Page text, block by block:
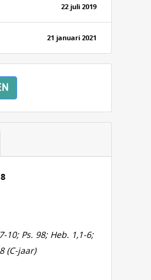
22 juli 2019
21 januari 2021
10; Ps. 98; Heb. 1,1-6;
(C-jaar)